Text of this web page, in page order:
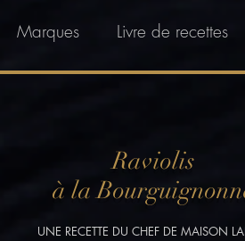
Marques Livre de recettes
Raviolis
à la
UNE RECETTE DU CHEF DE MAISON